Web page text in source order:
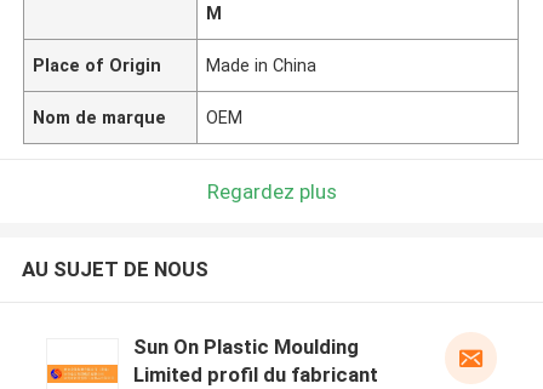
M
Place of Origin Made in China
Nom de marque OEM
Regardez plus
AU SUJET DE NOUS
Sun On Plastic Moulding
Limited profil du fabricant